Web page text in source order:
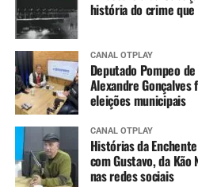
história do crime que
CANAL OTPLAY
Deputado Pompeo
Alexandre
eleições municipais
CANAL OTPLAY
Histórias da
com Gustavo, da Kão
nas redes sociais